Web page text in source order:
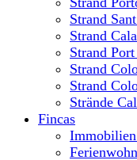
Strand
Strand
Strand
Strand
Strand
Strände
Fincas